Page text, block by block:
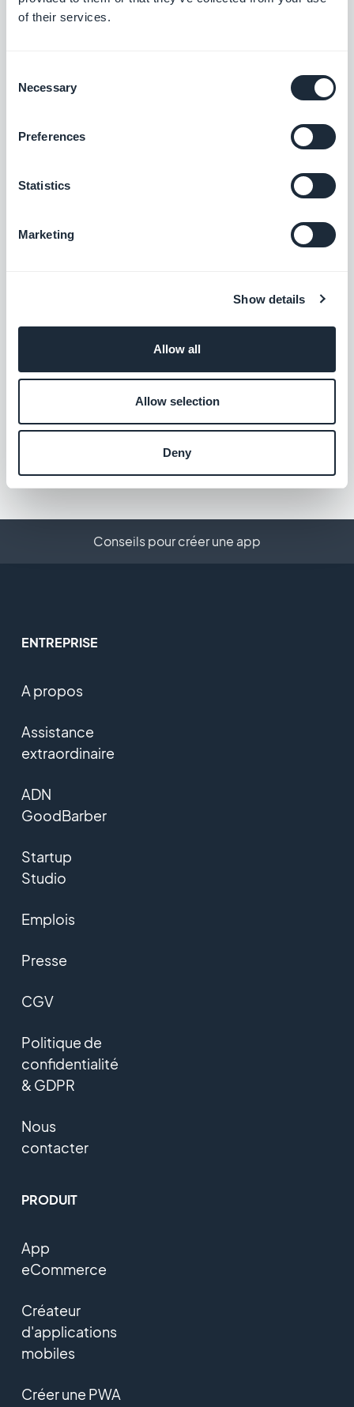
of their services.
Selection
Necessary
Preferences
Statistics
Marketing
Show details
Allow all
Allow selection
Deny
Créez un tutoriel intégré et guidez vos
Hors-ligne
Le contenu de votre app disponible même
Conseils pour créer une app
ENTREPRISE
A propos
Assistance
extraordinaire
ADN
GoodBarber
Startup
Studio
Emplois
Presse
CGV
Politique de
confidentialité
& GDPR
Nous
contacter
PRODUIT
App
eCommerce
Créateur
d'applications
mobiles
Créer une PWA